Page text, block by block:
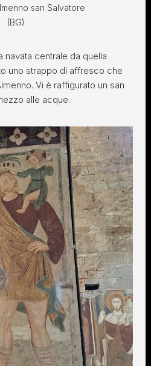
san Salvatore
(BG)
navata centrale da quella
uno strappo di affresco che
Vi è raffigurato un san
alle acque.